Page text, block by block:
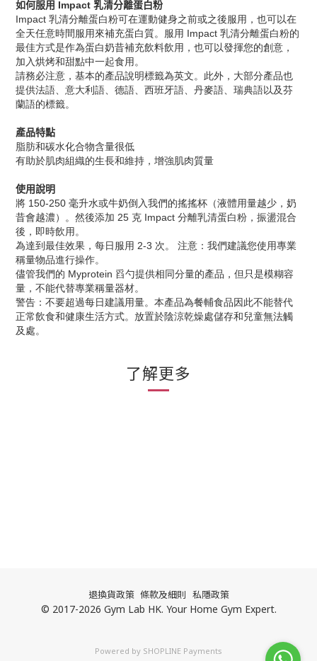
如何服用 Impact 乳清分離蛋白粉
Impact 乳清分離蛋白粉可在運動健身之前或之後服用，也可以在
全天任意時間服用來補充蛋白質。服用 Impact 乳清分離蛋白粉的
最佳方式是作為蛋白奶昔補充飲料飲用，也可以發揮您的創意，
加入烘烤和甜點中一起食用。
請務必注意，基本的產品說明標籤為英文。此外，大部分產品也
提供法語、意大利語、德語、西班牙語、丹麥語、瑞典語以及芬
蘭語的標籤。
產品特點
脂肪和碳水化合物含量很低
有助於肌肉組織的生長和維持，增強肌肉質量
使用說明
將 150-250 毫升水或牛奶倒入我們的搖搖杯（液體用量越少，奶
昔會越濃）。然後添加 25 克 Impact 分離乳清蛋白粉，振盪混合
後，即時飲用。
為達到最佳效果，每日服用 2-3 次。 注意：我們建議您使用專業
稱量物品進行操作。
儘管我們的 Myprotein 舀勺提供相同分量的產品，但只是模糊容
量，不能代替專業稱量器材。
警告：不要超過每日建議用量。本產品為餐輔食品因此不能替代
正常飲食和健康生活方式。放置於陰涼乾燥處儲存和兒童無法觸
及處。
了解更多
退換貨政策 條款及細則 私隱政策
© 2017-2026 Gym Lab HK. Your Home Gym Expert.
Powered by SHOPLINE Payments